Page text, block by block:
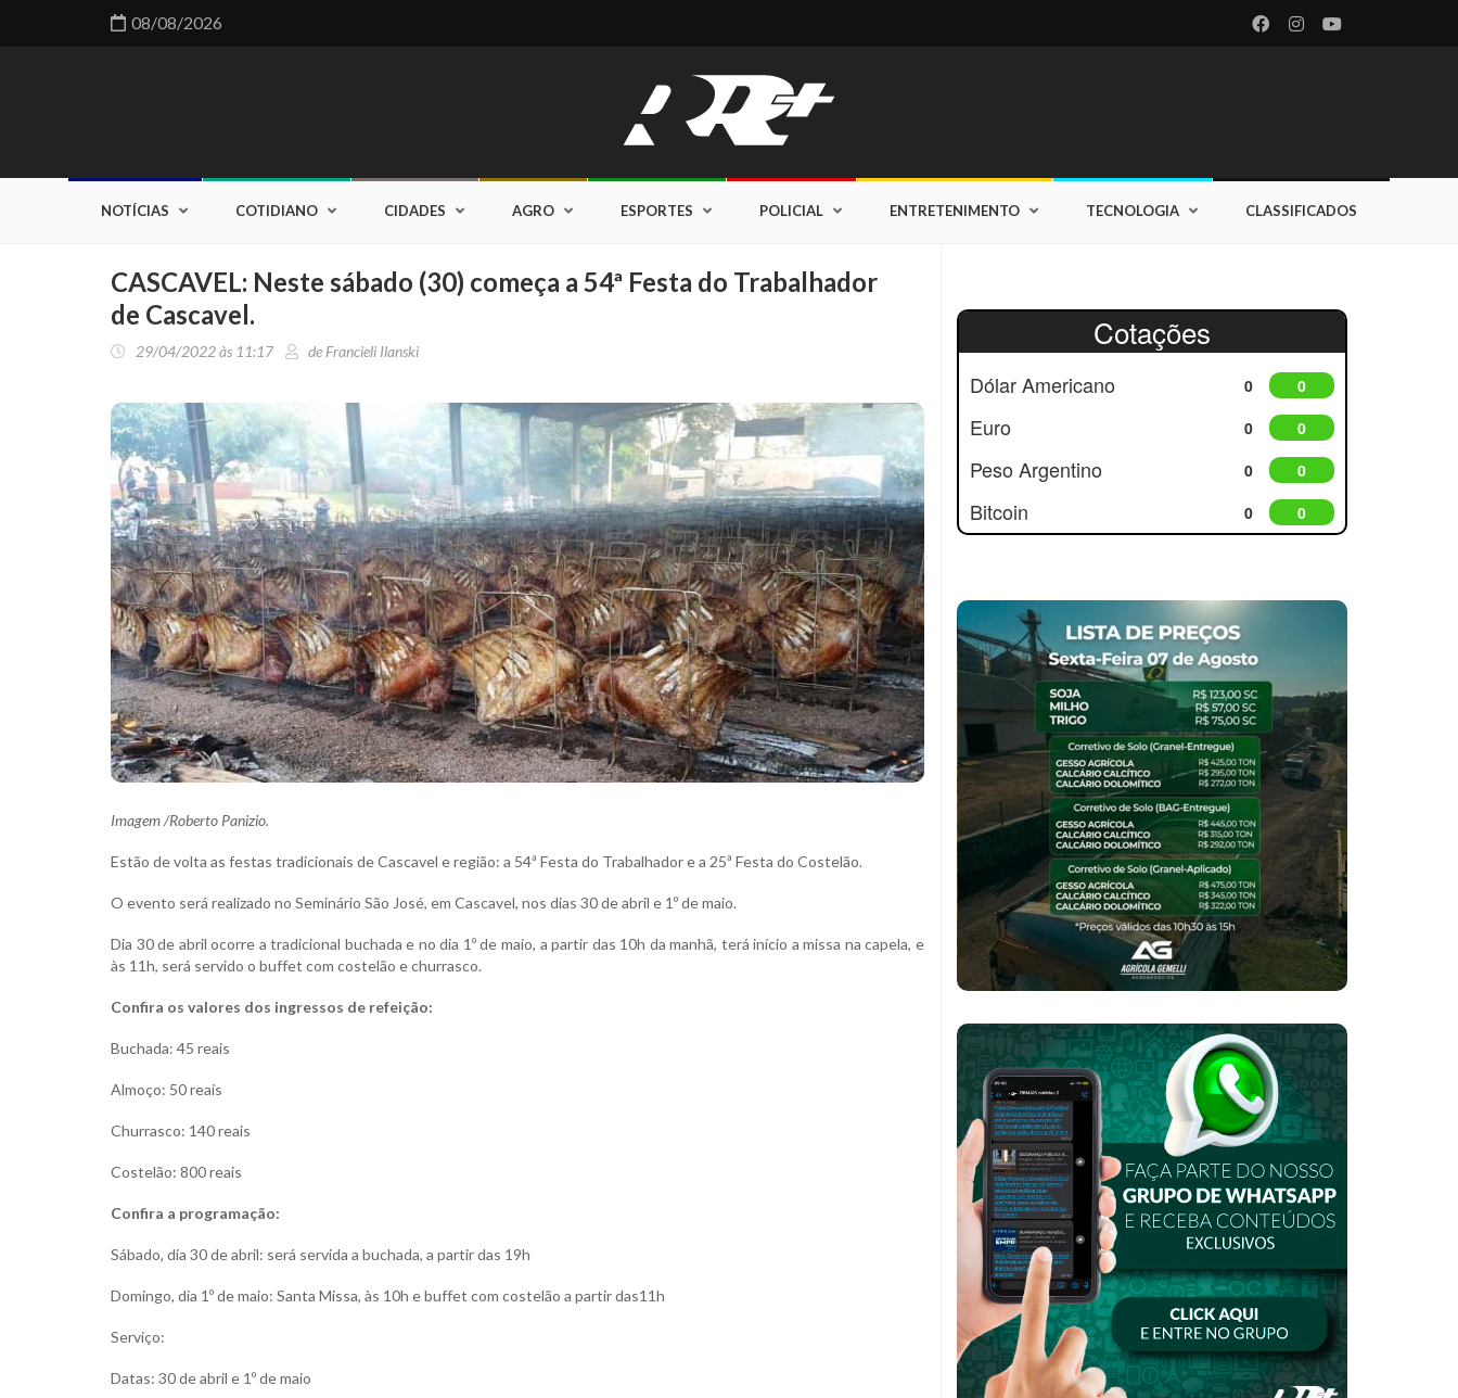
08/08/2026
NOTÍCIAS COTIDIANO CIDADES AGRO ESPORTES POLICIAL ENTRETENIMENTO TECNOLOGIA CLASSIFICADOS
CASCAVEL: Neste sábado (30) começa a 54ª Festa do Trabalhador
de Cascavel.
29/04/2022 às 11:17 de Francieli Ilanski
Imagem /Roberto Panizio.
Estão de volta as festas tradicionais de Cascavel e região: a 54ª Festa do Trabalhador e a 25ª Festa do Costelão.
O evento será realizado no Seminário São José, em Cascavel, nos dias 30 de abril e 1º de maio.
Dia 30 de abril ocorre a tradicional buchada e no dia 1º de maio, a partir das 10h da manhã, terá início a missa na capela, e
às 11h, será servido o buffet com costelão e churrasco.
Confira os valores dos ingressos de refeição:
Buchada: 45 reais
Almoço: 50 reais
Churrasco: 140 reais
Costelão: 800 reais
Confira a programação:
Sábado, dia 30 de abril: será servida a buchada, a partir das 19h
Domingo, dia 1º de maio: Santa Missa, às 10h e buffet com costelão a partir das11h
Serviço:
Datas: 30 de abril e 1º de maio
Cotações
Dólar Americano 0 0
Euro 0 0
Peso Argentino 0 0
Bitcoin 0 0